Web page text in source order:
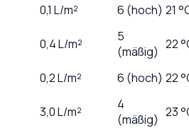
0,1 L/m² 6 (hoch) 21
0,4L/m²
5
(mäßig) 22
0,2L/m² 6 (hoch) 22
3,0L/m²
4
(mäßig) 23